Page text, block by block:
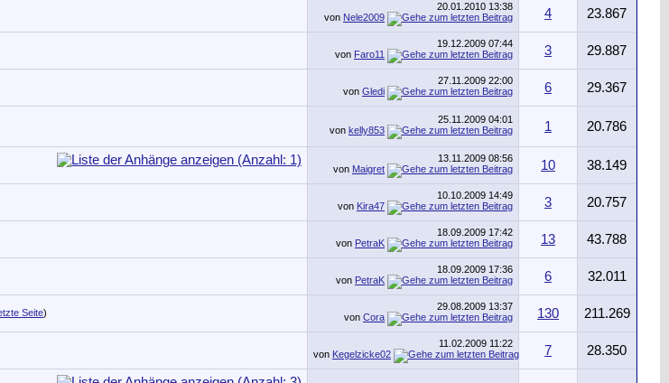
20.01.2010 13:38
von Nele2009 4 23.867
19.12.2009 07:44
von Faro11 3 29.887
27.11.2009 22:00
von Gledi 6 29.367
25.11.2009 04:01
von kelly853 1 20.786
13.11.2009 08:56
von Maigret 10 38.149
10.10.2009 14:49
von Kira47 3 20.757
18.09.2009 17:42
von PetraK 13 43.788
18.09.2009 17:36
von PetraK 6 32.011
Seite)
29.08.2009 13:37
von Cora 130 211.269
11.02.2009 11:22
von Kegelzicke02 7 28.350